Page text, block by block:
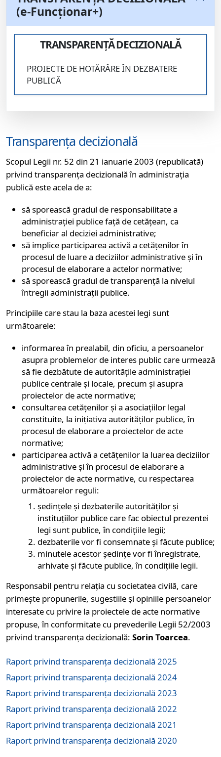
(e-Funcționar+)
TRANSPARENȚĂ DECIZIONALĂ
PROIECTE DE HOTĂRÂRE ÎN DEZBATERE
PUBLICĂ
Transparența decizională
Scopul Legii nr. 52 din 21 ianuarie 2003 (republicată)
privind transparența decizională în administrația
publică este acela de a:
să sporească gradul de responsabilitate a
administrației publice față de cetățean, ca
beneficiar al deciziei administrative;
să implice participarea activă a cetățenilor în
procesul de luare a deciziilor administrative și în
procesul de elaborare a actelor normative;
să sporească gradul de transparență la nivelul
întregii administrații publice.
Principiile care stau la baza acestei legi sunt
următoarele:
informarea în prealabil, din oficiu, a persoanelor
asupra problemelor de interes public care urmează
să fie dezbătute de autoritățile administrației
publice centrale și locale, precum și asupra
proiectelor de acte normative;
consultarea cetățenilor și a asociațiilor legal
constituite, la inițiativa autorităților publice, în
procesul de elaborare a proiectelor de acte
normative;
participarea activă a cetățenilor la luarea deciziilor
administrative și în procesul de elaborare a
proiectelor de acte normative, cu respectarea
următoarelor reguli:
ședințele și dezbaterile autorităților și
instituțiilor publice care fac obiectul prezentei
legi sunt publice, în condițiile legii;
dezbaterile vor fi consemnate și făcute publice;
minutele acestor ședințe vor fi înregistrate,
arhivate și făcute publice, în condițiile legii.
Responsabil pentru relația cu societatea civilă, care
primește propunerile, sugestiile și opiniile persoanelor
interesate cu privire la proiectele de acte normative
propuse, în conformitate cu prevederile Legii 52/2003
privind transparența decizională: Sorin Toarcea.
Raport privind transparența decizională 2025
Raport privind transparența decizională 2024(se
Raport privind transparența decizională 2023
Raport privind transparența decizională 2022
Raport privind transparența decizională 2021
Raport privind transparența decizională 2020